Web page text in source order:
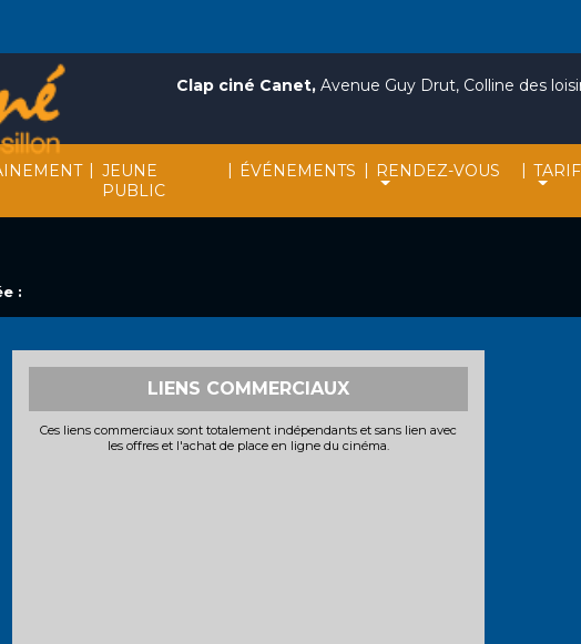
| JEUNE
PUBLIC
| ÉVÉNEMENTS | RENDEZ-VOUS |
Clap ciné Canet, Avenue Guy Drut, Colline des
:
LIENS COMMERCIAUX
Ces liens commerciaux sont totalement indépendants et sans lien avec
les offres et l'achat de place en ligne du cinéma.